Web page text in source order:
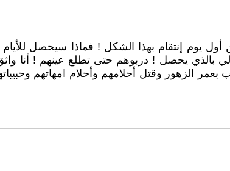
إنتقام بهذا الشكل ! فماذا سيحصل للأيام
بالذي يحصل ! دربوهم حتى تطلع عينهم ! أنا
الزهور وقتل أحلامهم وأحلام امهاتهم